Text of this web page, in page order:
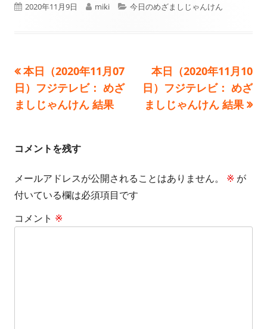
公
2020年11月9日
作
miki
カ
今日のめざましじゃんけん
投
稿
ビ
ゲ
ー
シ
前
の
記
本日（2020年11月07
日）フジテレビ： めざ
ましじゃんけん 結果
次
の
記
本日（2020年11月10
日）フジテレビ： めざ
ましじゃんけん 結果
コメントを残す
メールアドレスが公開されることはありません。 ※ が
付いている欄は必須項目です
コメント ※